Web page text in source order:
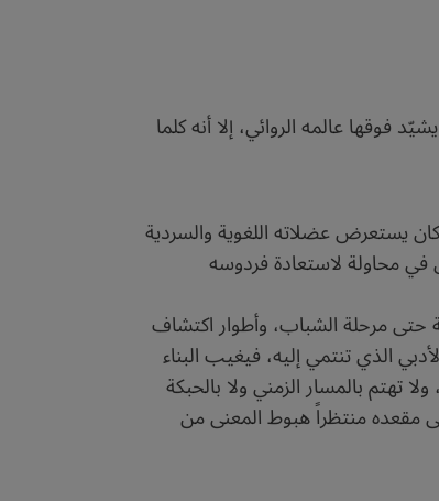
فوقها عالمه الروائي، إلا أنه كلما
يستعرض عضلاته اللغوية والسردية
في محاولة لاستعادة فردوسه
حتى مرحلة الشباب، وأطوار اكتشاف
الذي تنتمي إليه، فيغيب البناء
تهتم بالمسار الزمني ولا بالحبكة
مقعده منتظراً هبوط المعنى من